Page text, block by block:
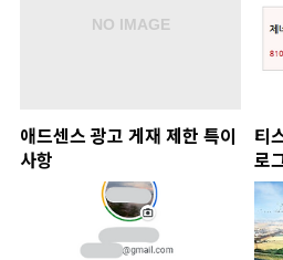
애드센스 광고 게재 제한 특이
사항
티
로